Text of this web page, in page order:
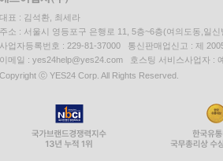
대표 : 김석환, 최세라
주소 : 서울시 영등포구 은행로 11, 5층~6층(여의도동,일신
사업자등록번호 : 229-81-37000 통신판매업신고 : 제
이메일 : yes24help@yes24.com 호스팅 서비스사업자 :
Copyright ⓒ YES24 Corp. All Rights Reserved.